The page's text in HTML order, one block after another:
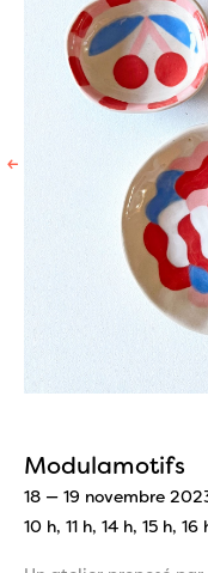
←
Modulamotifs
18 — 19 novembre
10 h, 11 h, 14 h, 15 h, 16